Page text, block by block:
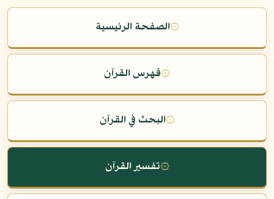
۞الصفحة الرئيسية
۞فهرس القرآن
۞البحث في القرآن
۞تفسير القرآن